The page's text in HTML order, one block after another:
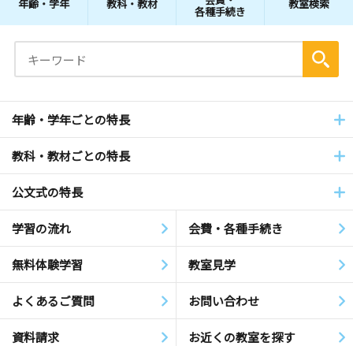
年齢・学年 教科・教材
各種手続き
教室検索
年齢・学年ごとの特長
教科・教材ごとの特長
公文式の特長
学習の流れ 会費・各種手続き
無料体験学習 教室見学
よくあるご質問 お問い合わせ
資料請求 お近くの教室を探す